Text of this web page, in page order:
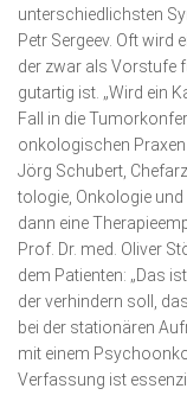
unterschiedlichsten
Petr Sergeev. Oft wird
der zwar als Vorstufe
gutartig ist. „Wird ein
Fall in die
onkologischen Praxen
Jörg Schubert,
tologie, Onkologie und
dann eine
Prof. Dr. med. Oliver
dem Patienten: „Das
der verhindern soll,
bei der stationä­ren
mit einem
Verfassung ist